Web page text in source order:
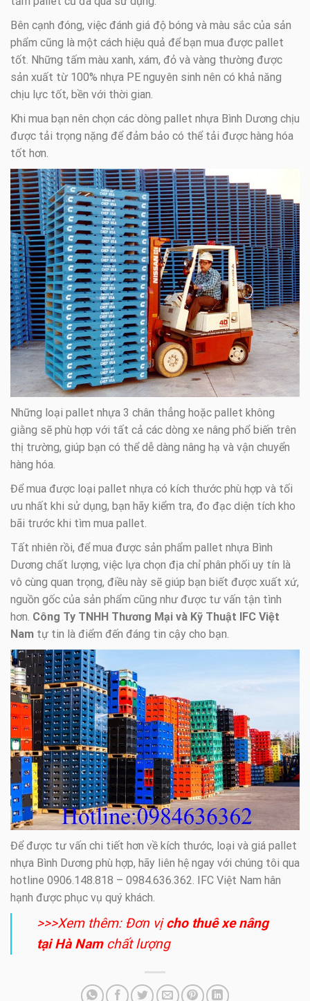
Bên cạnh đóng, việc đánh giá độ bóng và màu sắc của sản
phẩm cũng là một cách hiệu quả để bạn mua được pallet
tốt. Những tấm màu xanh, xám, đỏ và vàng thường được
sản xuất từ 100% nhựa PE nguyên sinh nên có khả năng
chịu lực tốt, bền với thời gian.
Khi mua bạn nên chọn các dòng pallet nhựa Bình Dương chịu
được tải trọng nặng để đảm bảo có thể tải được hàng hóa
tốt hơn.
Những loại pallet nhựa 3 chân thẳng hoặc pallet không
giằng sẽ phù hợp với tất cả các dòng xe nâng phổ biến trên
thị trường, giúp bạn có thể dễ dàng nâng hạ và vận chuyển
hàng hóa.
Để mua được loại pallet nhựa có kích thước phù hợp và tối
ưu nhất khi sử dụng, bạn hãy kiểm tra, đo đạc diện tích kho
bãi trước khi tìm mua pallet.
Tất nhiên rồi, để mua được sản phẩm pallet nhựa Bình
Dương chất lượng, việc lựa chọn địa chỉ phân phối uy tín là
vô cùng quan trọng, điều này sẽ giúp bạn biết được xuất xứ,
nguồn gốc của sản phẩm cũng như được tư vấn tận tình
hơn. Công Ty TNHH Thương Mại và Kỹ Thuật IFC Việt
Nam tự tin là điểm đến đáng tin cậy cho bạn.
Để được tư vấn chi tiết hơn về kích thước, loại và giá pallet
nhựa Bình Dương phù hợp, hãy liên hệ ngay với chúng tôi qua
hotline 0906.148.818 – 0984.636.362. IFC Việt Nam hân
hạnh được phục vụ quý khách.
>>>Xem thêm: Đơn vịcho thuê xe nâng
tại Hà Namchất lượng